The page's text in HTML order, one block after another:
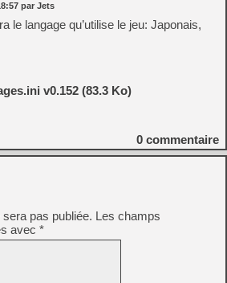
par Jets
le langage qu’utilise le jeu: Japonais,
v0.152 (83.3 Ko)
0 commentaire
pas publiée. Les champs
avec *